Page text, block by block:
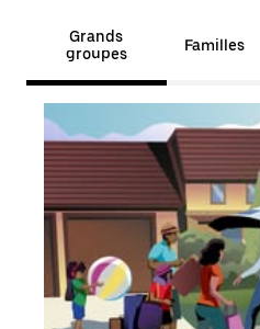
Grands
groupes
Familles